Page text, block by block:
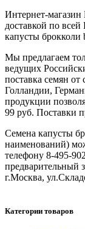
Интернет-
доставкой по
капусты брокколи
Мы предлагаем
ведущих
поставка семян
Голландии,
продукции
99 руб. Поставки
Семена капусты
наименований)
телефону 8-495-
предварительный
г.Москва,
Категории товаров